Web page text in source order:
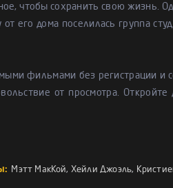
чтобы сохранить свою жизнь.
его дома поселилась группа
фильмами без регистрации и
от просмотра.
Мэтт МакКой, Хейли Джоэль,